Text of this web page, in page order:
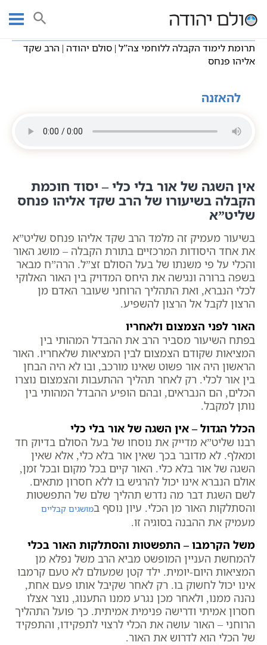
עמוד ראשי
תרומת לימוד הקבלה ללוחמי צה”ל | סולם יהודה | הרב שקד אליהו פנחס
תרומת לימוד הקבלה ללוחמי צה”ל | סולם יהודה | הרב שקד
אליהו פנחס
להאזנה
אין השגה של אור בלי כלי – יסוד חוכמת
הקבלה בשיעורו של הרב שקד אליהו פנחס
שליט”א
בשיעור מעמיק זה מלמד הרב שקד אליהו פנחס שליט”א
את אחד היסודות המרכזיים בתורת הקבלה – מושג האור
והכלי על פי משנתו של בעל הסולם זצ”ל. הרה”ח מבאר
בשפה ברורה ונגישה את היחס המדויק בין האור האלוקי
לכלי הנברא, ואת התהליך הרוחני שעובר האדם מן
הרצון לקבל אל הרצון להשפיע.
האור לפני הצמצום ולאחריו
בפתח השיעור מסביר הרב את ההבדל המהותי בין
המציאות שקודם הצמצום לבין המציאות שלאחריו. האור
הראשון היה אור פשוט שאינו מורכב, ובו לא היה הבחן
בין אור לכלי. רק לאחר תהליך ההתעבות והצמצום נוצרו
הכלים, הם הנבראים, ובהם הופיע ההבדל המהותי בין
נותן למקבל.
הכלל הגדול – אין השגה של אור בלי כלי
רבנו שליט”א מדייק את נוסחו של בעל הסולם בדיוק חד
ומאלף. לא מדובר בכך שאין אור בלא כלי, אלא שאין
השגה של אור בלא כלי. האור קיים בכל מקום ובכל זמן,
אולם הנברא אינו יכול להרגיש בו ללא חסרון מתאים.
לשם השגת דבר מה נדרש תהליך שלם של התפשטות
והסתלקות האור מן הכלי. עיון נוסף במושגים קבליים
מעמיק את ההבנה בסוגיה זו.
משל הקרמבו – התפשטות והסתלקות האור בכלי
להמחשת העניין המופשט מביא הרב משל נפלא מן
המציאות היום-יומית. ילד קטן שמעולם לא טעם קרמבו
אינו יכול לחשוק בו. רק לאחר שקיבל אותו פעם אחת,
נהנה ממנו, ולאחר מכן נגרע ממנו התענוג, נוצר אצלו
חסרון אמיתי ודרישה פנימית אמיתית. כך פועל התהליך
הרוחני – האור עושה את הכלי לרצוי לתפקידו, והתפקיד
של הכלי הוא לדרוש את האור.